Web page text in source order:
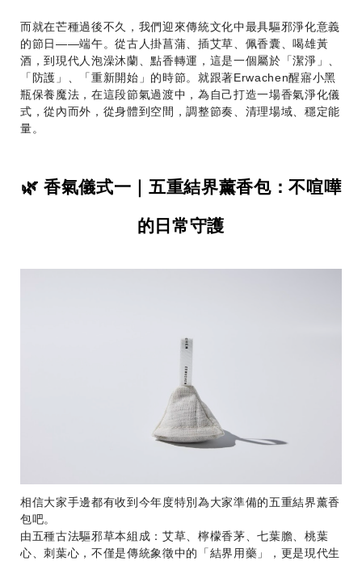
而就在芒種過後不久，我們迎來傳統文化中最具驅邪淨化意義
的節日——端午。從古人掛菖蒲、插艾草、佩香囊、喝雄黃
酒，到現代人泡澡沐蘭、點香轉運，這是一個屬於「潔淨」、
「防護」、「重新開始」的時節。就跟著Erwachen醒寤小黑
瓶保養魔法，在這段節氣過渡中，為自己打造一場香氣淨化儀
式，從內而外，從身體到空間，調整節奏、清理場域、穩定能
量。
🌿 香氣儀式一｜五重結界薰香包：不喧嘩
的日常守護
相信大家手邊都有收到今年度特別為大家準備的五重結界薰香
包吧。
由五種古法驅邪草本組成：艾草、檸檬香茅、七葉膽、桃葉
心、刺葉心，不僅是傳統象徵中的「結界用藥」，更是現代生